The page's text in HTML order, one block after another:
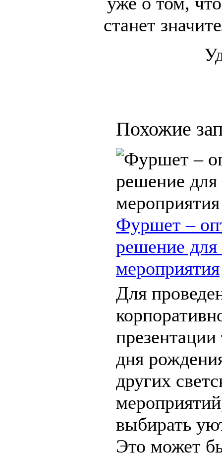
станет
Похожие
Фуршет –
решение для
мероприятия
Для
презентации
дня
других
выбирать
Это может